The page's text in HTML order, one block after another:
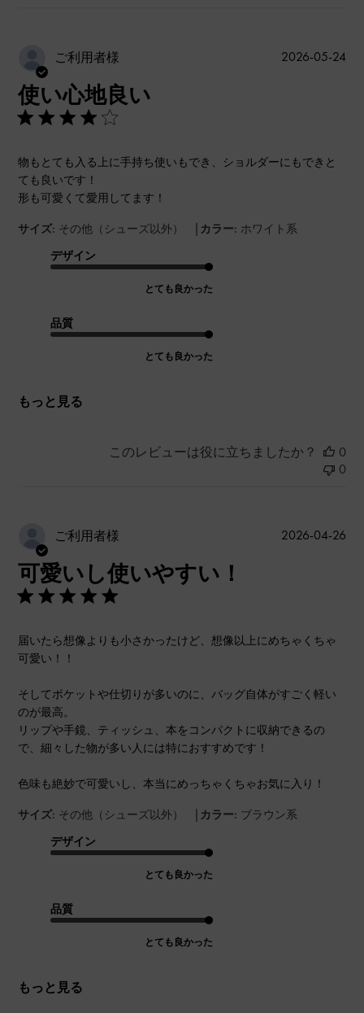
ご利用者様
使い心地良い
物もとても入る上に手持ち使いもでき、ショルダーにもできと
ても良いです！
形も可愛くて愛用してます！
サイズ: その他（シューズ以外） | カラー: ホワイト系
デザイン
とても良かった
品質
とても良かった
もっと見る
公
2026-05-24
このレビューは役に立ちましたか？
0
0
ご利用者様
可愛いし使いやすい！
届いたら想像よりも小さかったけど、想像以上にめちゃくちゃ
可愛い！！
そしてポケットや仕切りが多いのに、バッグ自体がすごく軽い
のが最高。
リップや手鏡、ティッシュ、本をコンパクトに収納できるの
で、細々した物が多い人には特におすすめです！
色味も絶妙で可愛いし、本当にめっちゃくちゃお気に入り！
サイズ: その他（シューズ以外） | カラー: ブラウン系
デザイン
とても良かった
品質
とても良かった
もっと見る
公
2026-04-26